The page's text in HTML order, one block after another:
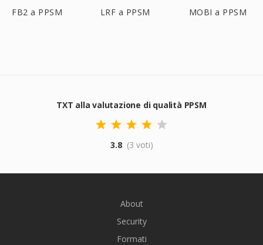
FB2 a PPSM LRF a PPSM MOBI a PPSM
TXT alla valutazione di qualità PPSM
3.8 (3 voti)
About
Security
Formati